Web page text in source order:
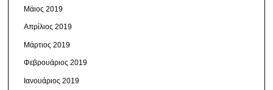
Μάιος 2019
Απρίλιος 2019
Μάρτιος 2019
Φεβρουάριος 2019
Ιανουάριος 2019